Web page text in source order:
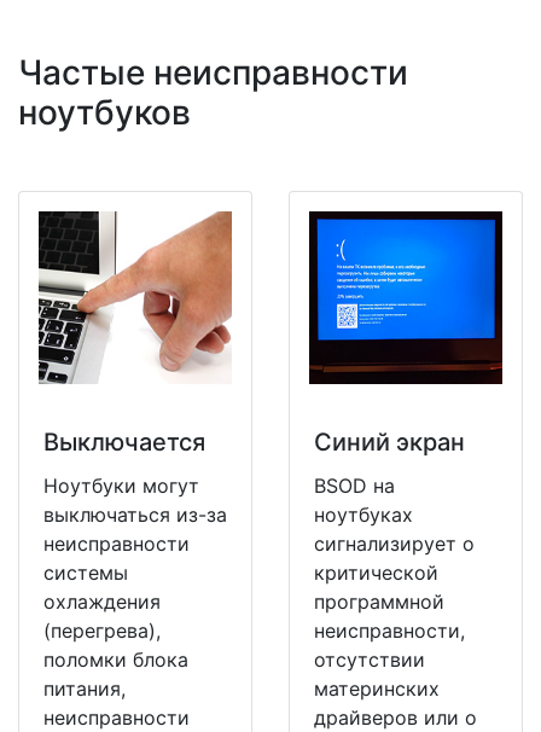
Частые неисправности
ноутбуков
Выключается
Ноутбуки могут
выключаться из-за
неисправности
системы
охлаждения
(перегрева),
поломки блока
питания,
неисправности
Синий экран
BSOD на
ноутбуках
сигнализирует о
критической
программной
неисправности,
отсутствии
материнских
драйверов или о